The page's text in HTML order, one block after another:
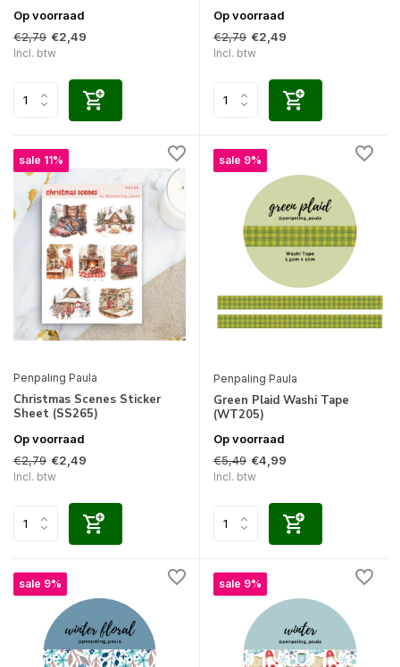
Op voorraad
€2,79 €2,49
Incl. btw
Op voorraad
€2,79 €2,49
Incl. btw
sale 11%
Penpaling Paula
Christmas Scenes Sticker
Sheet (SS265)
Op voorraad
€2,79 €2,49
Incl. btw
sale 9%
Penpaling Paula
Green Plaid Washi Tape
(WT205)
Op voorraad
€5,49 €4,99
Incl. btw
sale 9% sale 9%